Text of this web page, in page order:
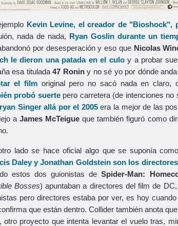
Kevin Levine, el creador de "Bioshock",
nada de nada, Ryan Goslin durante un
por desesperación y eso que Nicolas
le dieron una patada en el culoy a probar
esa titulada47 Roniny no sé yo por dónde
el filmoriginal pero no sacó nada en claro,
probó suertepero carretera (de intenciones no
Singerallá por el 2005era la mejor de las
a James McTeigue que también figuró como
lado se hace oficial algo que se suponía
DaleyyJonathan Goldsteinson los
estos dos guionistas deSpider-Man:
Bosses) apuntaban a directores del film de
pero directores estaba por ver, es hoy
que están dentro. Collider también anota
otro proyecto que intenta levantar el vuelo tras,